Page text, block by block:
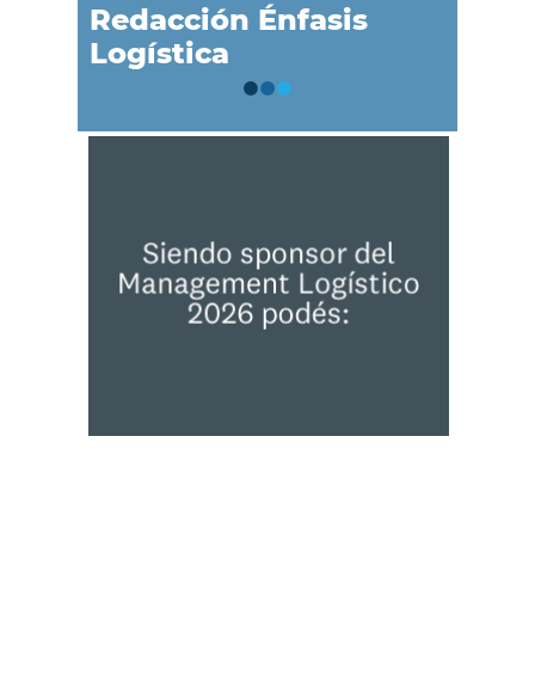
Redacción Énfasis
Logística